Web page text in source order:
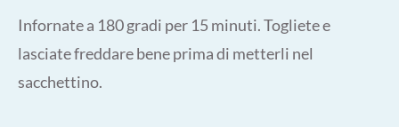
Infornate a 180 gradi per 15 minuti. Togliete e
lasciate freddare bene prima di metterli nel
sacchettino.